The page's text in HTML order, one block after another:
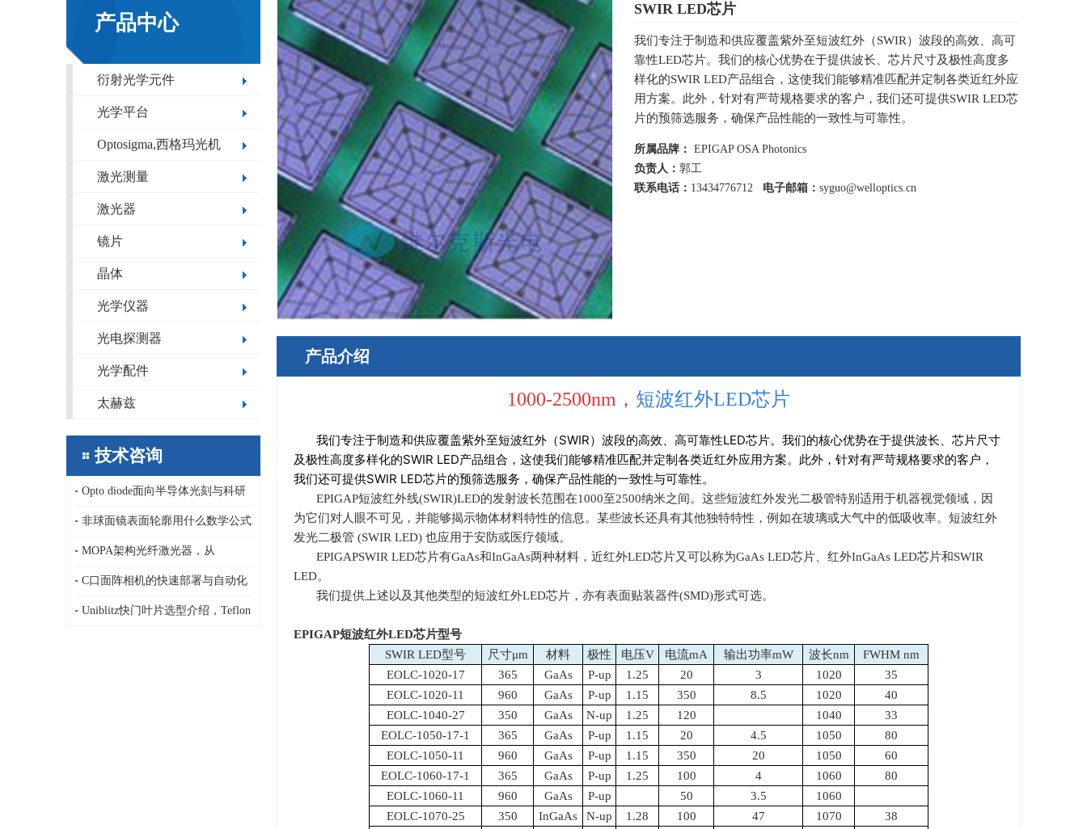
产品中心
衍射光学元件
光学平台
Optosigma,西格玛光机
激光测量
激光器
镜片
晶体
光学仪器
光电探测器
光学配件
太赫兹
技术咨询
Opto diode面向半导体光刻与科研
领域的定制化极紫外/深紫外光电二
极管，13.5nm，1-80nm
非球面镜表面轮廓用什么数学公式
描述，纳米精度非球面镜传统面型
公式和新公式基于正交多项式
MOPA架构光纤激光器，从
AeroDIODE半导体激光泵浦源、LD
驱动器到连续、纳秒皮秒脉冲激光
C口面阵相机的快速部署与自动化
集成优势，ARTRAY 面阵相机
Uniblitz快门叶片选型介绍，Teflon
SWIR LED芯片
我们专注于制造和供应覆盖紫外至短波红外（SWIR）波段的高效、高可
靠性LED芯片。我们的核心优势在于提供波长、芯片尺寸及极性高度多
样化的SWIR LED产品组合，这使我们能够精准匹配并定制各类近红外应
用方案。此外，针对有严苛规格要求的客户，我们还可提供SWIR LED芯
片的预筛选服务，确保产品性能的一致性与可靠性。
所属品牌： EPIGAP OSA Photonics
负责人： 郭工
联系电话： 13434776712 电子邮箱： syguo@welloptics.cn
产品介绍
1000-2500nm， 短波红外LED芯片
我们专注于制造和供应覆盖紫外至短波红外（SWIR）波段的高效、高可靠性LED芯片。我们的核心优势在于提供波长、芯片尺寸
及极性高度多样化的SWIR LED产品组合，这使我们能够精准匹配并定制各类近红外应用方案。此外，针对有严苛规格要求的客户，
我们还可提供SWIR LED芯片的预筛选服务，确保产品性能的一致性与可靠性。
EPIGAP短波红外线(SWIR)LED的发射波长范围在1000至2500纳米之间。这些短波红外发光二极管特别适用于机器视觉领域，因
为它们对人眼不可见，并能够揭示物体材料特性的信息。某些波长还具有其他独特特性，例如在玻璃或大气中的低吸收率。短波红外
发光二极管 (SWIR LED) 也应用于安防或医疗领域。
EPIGAPSWIR LED芯片有GaAs和InGaAs两种材料，近红外LED芯片又可以称为GaAs LED芯片、红外InGaAs LED芯片和SWIR
LED。
我们提供上述以及其他类型的短波红外LED芯片，亦有表面贴装器件(SMD)形式可选。
EPIGAP短波红外LED芯片型号
SWIR LED型号
尺寸μm 材料 极性 电压V 电流mA 输出功率mW 波长nm
FWHM nm
EOLC-1020-17
365 GaAs P-up 1.25 20 3 1020
35
EOLC-1020-11
960 GaAs P-up 1.15 350 8.5 1020
40
EOLC-1040-27
350 GaAs N-up 1.25 120 1040
33
EOLC-1050-17-1
365 GaAs P-up 1.15 20 4.5 1050
80
EOLC-1050-11
960 GaAs P-up 1.15 350 20 1050
60
EOLC-1060-17-1
365 GaAs P-up 1.25 100 4 1060
80
EOLC-1060-11
960 GaAs P-up 50 3.5
1060
EOLC-1070-25
350 InGaAs N-up 1.28 100 47 1070
38